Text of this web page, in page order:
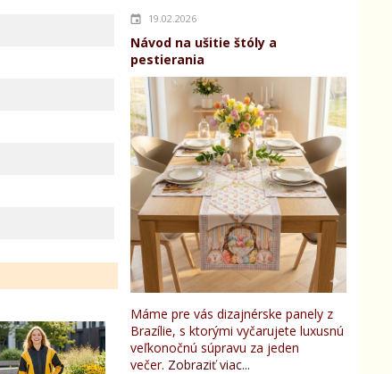
19.02.2026
Návod na ušitie štóly a
pestierania
Máme pre vás dizajnérske panely z
Brazílie, s ktorými vyčarujete luxusnú
veľkonočnú súpravu za jeden
večer. Zobraziť viac...